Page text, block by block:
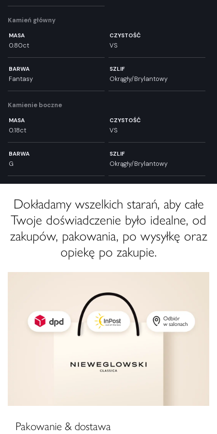
Kamień główny
MASA
0.80ct
CZYSTOŚĆ
VS
BARWA
Fantasy
SZLIF
Okrągły/Brylantowy
Kamienie boczne
MASA
0.18ct
CZYSTOŚĆ
VS
BARWA
G
SZLIF
Okrągły/Brylantowy
Dokładamy wszelkich starań, aby całe
Twoje doświadczenie było idealne, od
zakupów, pakowania, po wysyłkę oraz
opiekę po zakupie.
Pakowanie & dostawa